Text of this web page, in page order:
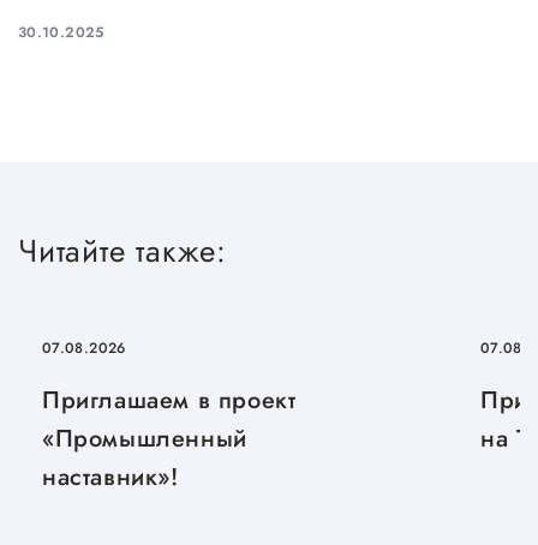
30.10.2025
Читайте также:
07.08.2026
Приглашаем в проект
«Промышленный
наставник»!
на